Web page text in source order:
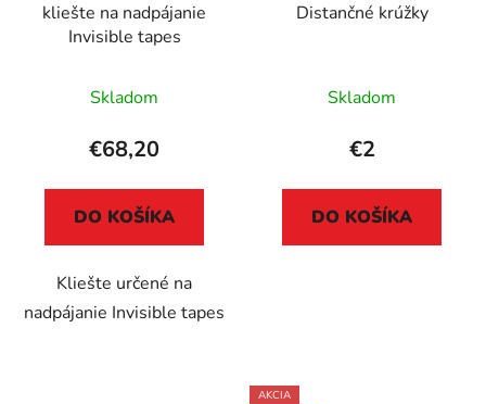
kliešte na nadpájanie
Invisible tapes
Skladom
€68,20
DO KOŠÍKA
Kliešte určené na
nadpájanie Invisible tapes
Distančné krúžky
Skladom
€2
DO KOŠÍKA
AKCIA